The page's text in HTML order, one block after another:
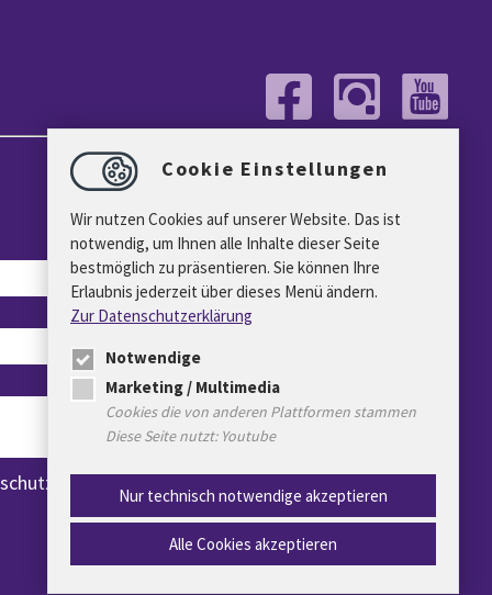
gelesen *
ABSENDEN
Cookie Einstellungen
Wir nutzen Cookies auf unserer Website. Das ist
notwendig, um Ihnen alle Inhalte dieser Seite
bestmöglich zu präsentieren. Sie können Ihre
Erlaubnis jederzeit über dieses Menü ändern.
Zur Datenschutzerklärung
Notwendige
Marketing / Multimedia
Cookies die von anderen Plattformen stammen
Diese Seite nutzt: Youtube
Nur technisch notwendige akzeptieren
Alle Cookies akzeptieren